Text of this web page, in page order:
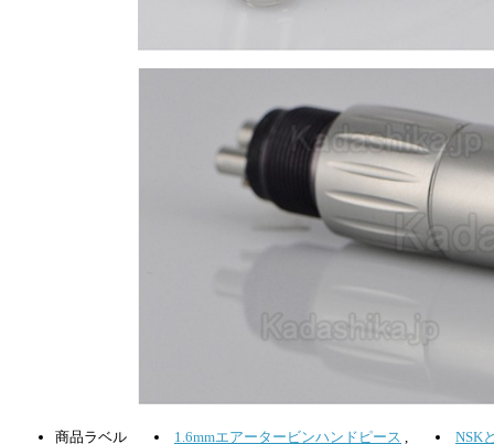
商品ラベル 1.6mmエアータービンハンドピース NSK